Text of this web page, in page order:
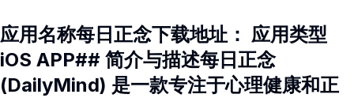
应用名称每日正念下载地址： 应用类型
iOS APP## 简介与描述每日正念
(DailyMind) 是一款专注于心理健康和正